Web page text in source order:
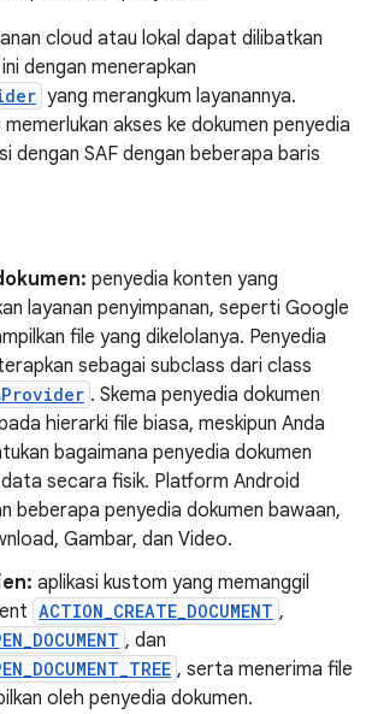
cloud atau lokal dapat dilibatkan
dengan menerapkan
yang merangkum layanannya.
memerlukan akses ke dokumen penyedia
dengan SAF dengan beberapa baris
penyedia konten yang
layanan penyimpanan, seperti Google
file yang dikelolanya. Penyedia
sebagai subclass dari class
. Skema penyedia dokumen
hierarki file biasa, meskipun Anda
bagaimana penyedia dokumen
secara fisik. Platform Android
beberapa penyedia dokumen bawaan,
Gambar, dan Video.
aplikasi kustom yang memanggil
ACTION_CREATE_DOCUMENT ,
, dan
, serta menerima file
oleh penyedia dokumen.